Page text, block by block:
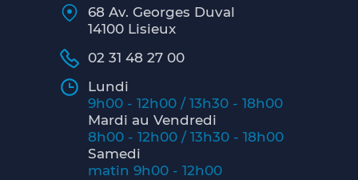
68 Av. Georges Duval
14100 Lisieux
02 31 48 27 00
Lundi
9h00 - 12h00 / 13h30 - 18h00
Mardi au Vendredi
8h00 - 12h00 / 13h30 - 18h00
Samedi
matin 9h00 - 12h00